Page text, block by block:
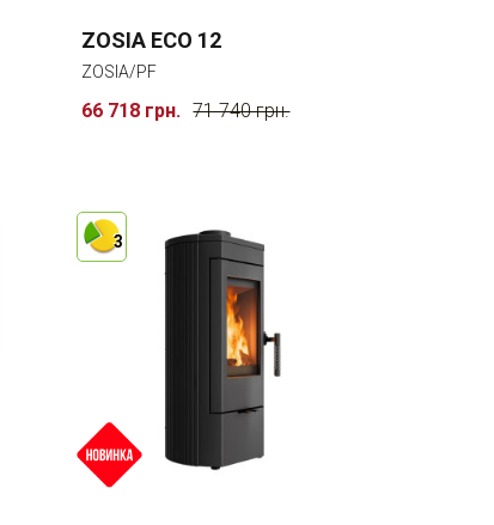
ZOSIA ECO 12
ZOSIA/PF
66 718 грн. 71 740 грн.
3